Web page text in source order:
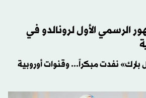
الرسمي الأول لرونالدو في
نفدت مبكراً... وقنوات أوروبية